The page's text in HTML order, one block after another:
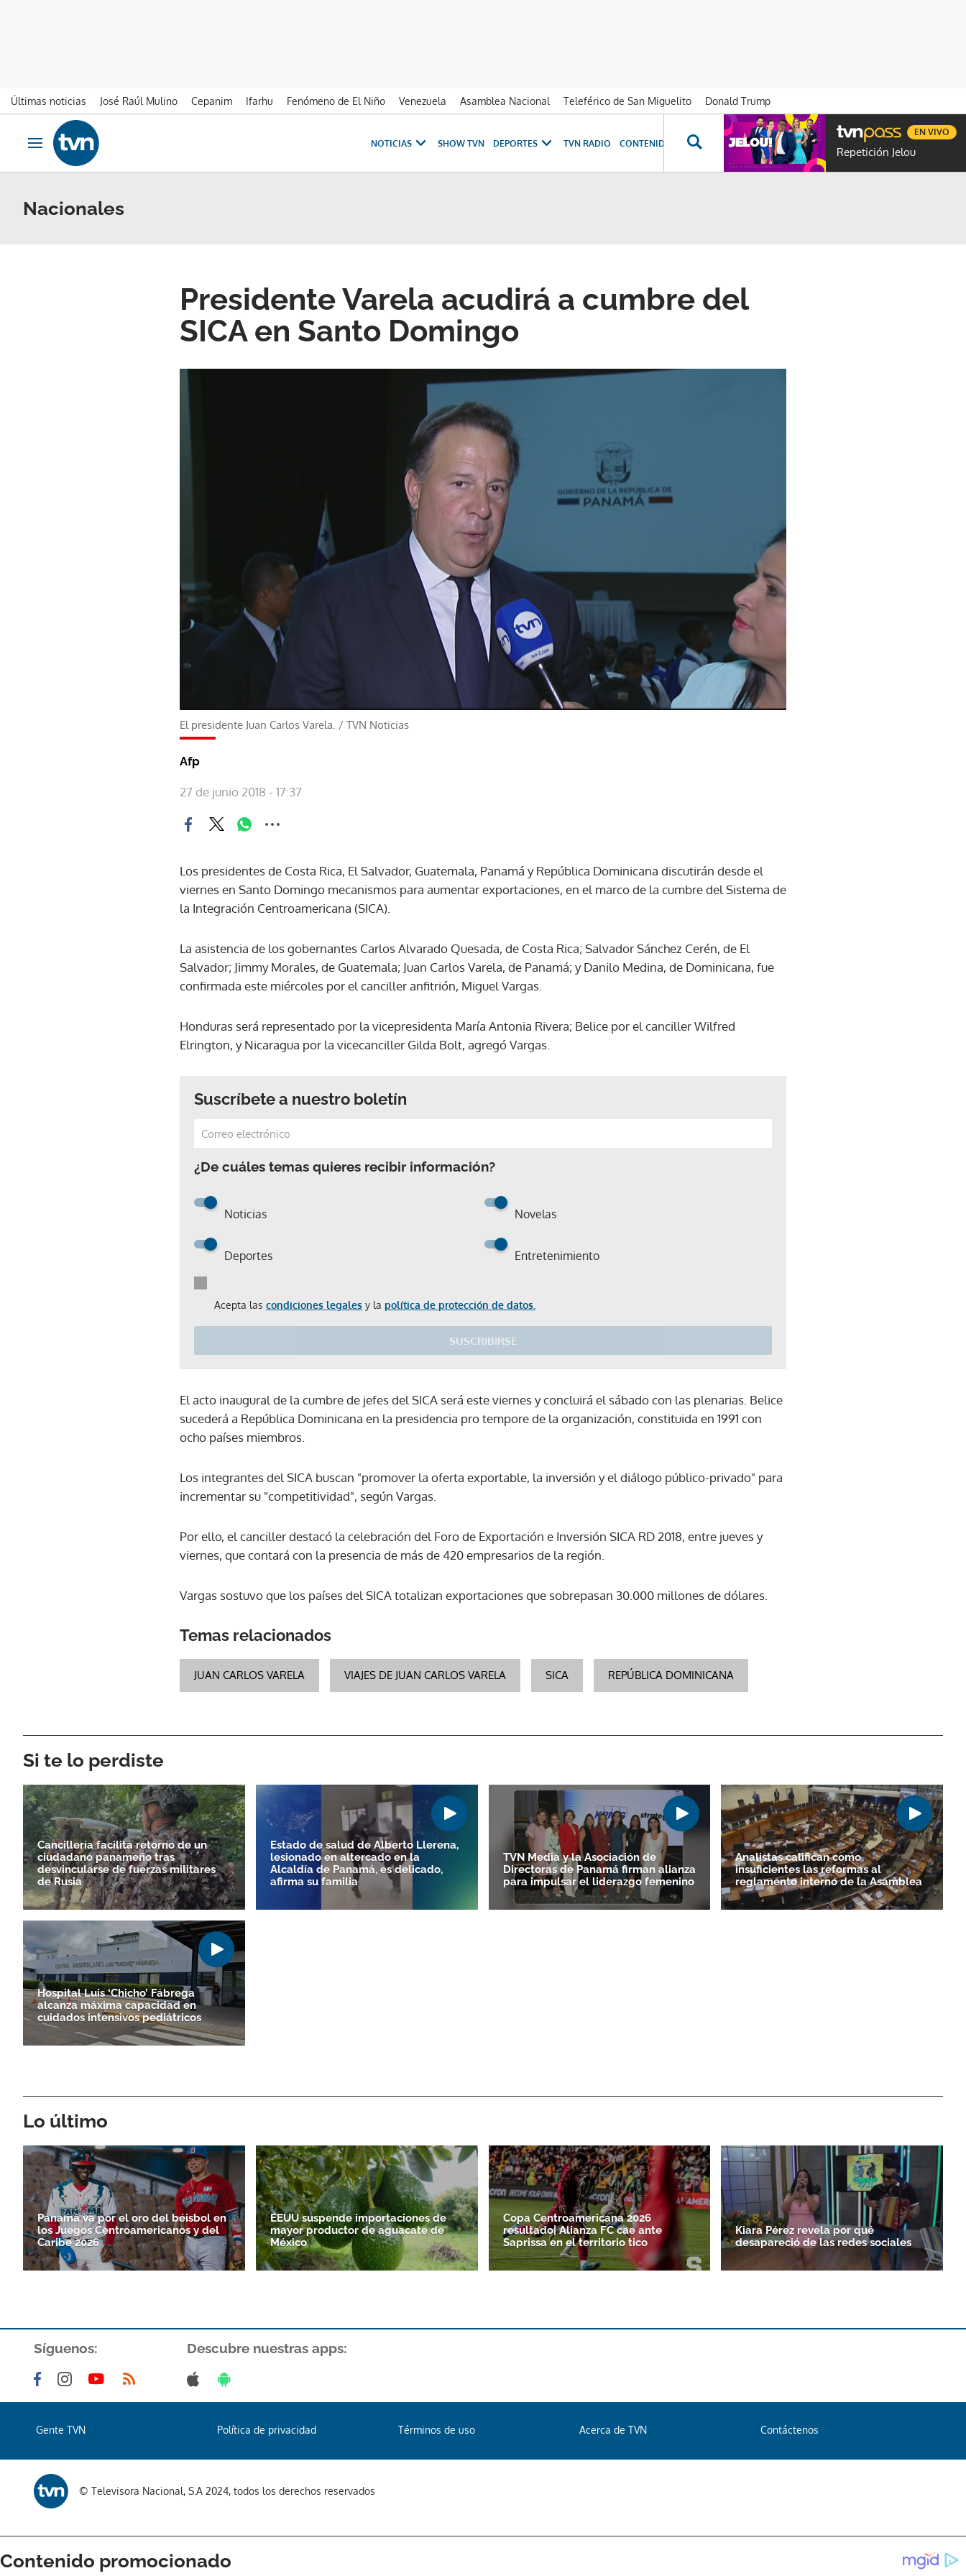
Últimas noticias José Raúl Mulino Cepanim Ifarhu Fenómeno de El Niño Venezuela Asamblea Nacional Teleférico de San Miguelito
Donald Trump
Ir al contenido
Obrir navegació
NOTICIAS SHOW TVN DEPORTES TVN RADIO CONTENIDOS ESPECIALES NOVELAS PROGRAMAS GENTE TVN
Repetición Jelou
EN VIVO
Nacionales
Presidente Varela acudirá a cumbre del
SICA en Santo Domingo
El presidente Juan Carlos Varela. / TVN Noticias
Afp
27 de junio 2018 - 17:37
Los presidentes de Costa Rica, El Salvador, Guatemala, Panamá y República Dominicana discutirán desde el
viernes en Santo Domingo mecanismos para aumentar exportaciones, en el marco de la cumbre del Sistema de
la Integración Centroamericana (SICA).
La asistencia de los gobernantes Carlos Alvarado Quesada, de Costa Rica; Salvador Sánchez Cerén, de El
Salvador; Jimmy Morales, de Guatemala; Juan Carlos Varela, de Panamá; y Danilo Medina, de Dominicana, fue
confirmada este miércoles por el canciller anfitrión, Miguel Vargas.
Honduras será representado por la vicepresidenta María Antonia Rivera; Belice por el canciller Wilfred
Elrington, y Nicaragua por la vicecanciller Gilda Bolt, agregó Vargas.
Suscríbete a nuestro boletín
¿De cuáles temas quieres recibir información?
Noticias Novelas
Deportes Entretenimiento
Acepta las condiciones legales y la política de protección de datos.
SUSCRIBIRSE
Gracias por suscribirte a nuestro boletín.
El acto inaugural de la cumbre de jefes del SICA será este viernes y concluirá el sábado con las plenarias. Belice
sucederá a República Dominicana en la presidencia pro tempore de la organización, constituida en 1991 con
ocho países miembros.
Los integrantes del SICA buscan "promover la oferta exportable, la inversión y el diálogo público-privado" para
incrementar su "competitividad", según Vargas.
Por ello, el canciller destacó la celebración del Foro de Exportación e Inversión SICA RD 2018, entre jueves y
viernes, que contará con la presencia de más de 420 empresarios de la región.
Vargas sostuvo que los países del SICA totalizan exportaciones que sobrepasan 30.000 millones de dólares.
Temas relacionados
JUAN CARLOS VARELA VIAJES DE JUAN CARLOS VARELA SICA REPÚBLICA DOMINICANA
Si te lo perdiste
Cancillería facilita retorno de un
ciudadano panameño tras
desvincularse de fuerzas militares
de Rusia
Estado de salud de Alberto Llerena,
lesionado en altercado en la
Alcaldía de Panamá, es delicado,
afirma su familia
TVN Media y la Asociación de
Directoras de Panamá firman alianza
para impulsar el liderazgo femenino
Analistas califican como
insuficientes las reformas al
reglamento interno de la Asamblea
Hospital Luis ‘Chicho’ Fábrega
alcanza máxima capacidad en
cuidados intensivos pediátricos
Lo último
Panamá va por el oro del béisbol en
los Juegos Centroamericanos y del
Caribe 2026
EEUU suspende importaciones de
mayor productor de aguacate de
México
Copa Centroamericana 2026
resultado| Alianza FC cae ante
Saprissa en el territorio tico
Kiara Pérez revela por qué
desapareció de las redes sociales
Síguenos: Descubre nuestras apps:
Gente TVN Política de privacidad Términos de uso Acerca de TVN Contáctenos
© Televisora Nacional, S.A 2024, todos los derechos reservados